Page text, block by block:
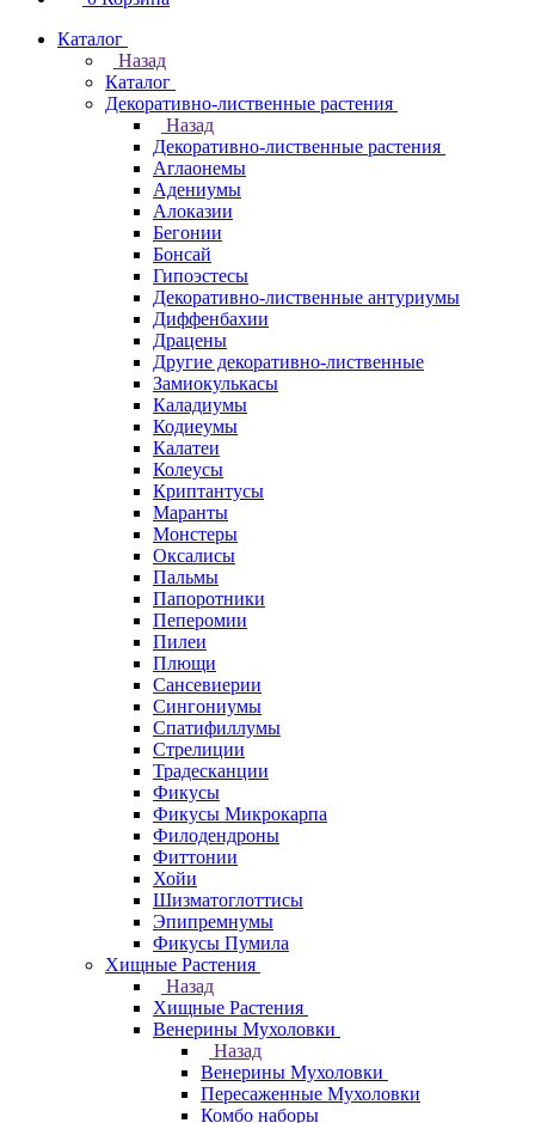
Каталог
Назад
Каталог
Декоративно-лиственные растения
Назад
Декоративно-лиственные растения
Аглаонемы
Адениумы
Алоказии
Бегонии
Бонсай
Гипоэстесы
Декоративно-лиственные антуриумы
Диффенбахии
Драцены
Другие декоративно-лиственные
Замиокулькасы
Каладиумы
Кодиеумы
Калатеи
Колеусы
Криптантусы
Маранты
Монстеры
Оксалисы
Пальмы
Папоротники
Пеперомии
Пилеи
Плющи
Сансевиерии
Сингониумы
Спатифиллумы
Стрелиции
Традесканции
Фикусы
Фикусы Микрокарпа
Филодендроны
Фиттонии
Хойи
Шизматоглоттисы
Эпипремнумы
Фикусы Пумила
Хищные Растения
Назад
Хищные Растения
Венерины Мухоловки
Назад
Венерины Мухоловки
Пересаженные Мухоловки
Комбо наборы